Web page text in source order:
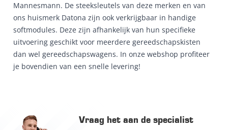
Mannesmann. De steeksleutels van deze merken en van
ons huismerk Datona zijn ook verkrijgbaar in handige
softmodules. Deze zijn afhankelijk van hun specifieke
uitvoering geschikt voor meerdere gereedschapskisten
dan wel gereedschapswagens. In onze webshop profiteer
je bovendien van een snelle levering!
Vraag het aan de specialist